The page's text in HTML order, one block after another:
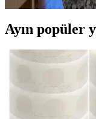
Ayın popüler